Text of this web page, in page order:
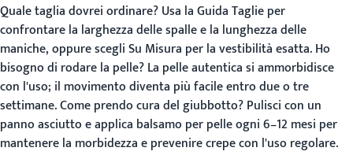
Quale taglia dovrei ordinare?Usa laGuida Taglieper
confrontare la larghezza delle spalle e la lunghezza delle
maniche, oppure scegliSu Misura per la vestibilità esatta.Ho
bisogno di rodare la pelle?La pelle autentica si ammorbidisce
con l'uso; il movimento diventa più facile entro due o tre
settimane.Come prendo cura del giubbotto?Pulisci con un
panno asciutto e applica balsamo per pelle ogni 6–12 mesi per
mantenere la morbidezza e prevenire crepe con l'uso regolare.